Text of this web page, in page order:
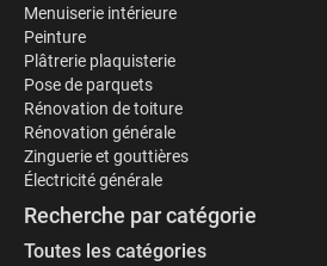
Menuiserie intérieure
Peinture
Plâtrerie plaquisterie
Pose de parquets
Rénovation de toiture
Rénovation générale
Zinguerie et gouttières
Électricité générale
Recherche par catégorie
Toutes les catégories